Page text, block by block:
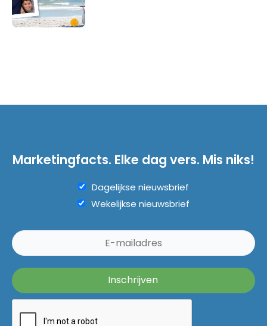
Marketingfacts. Elke dag vers. Mis niks!
Dagelijkse nieuwsbrief
Wekelijkse nieuwsbrief